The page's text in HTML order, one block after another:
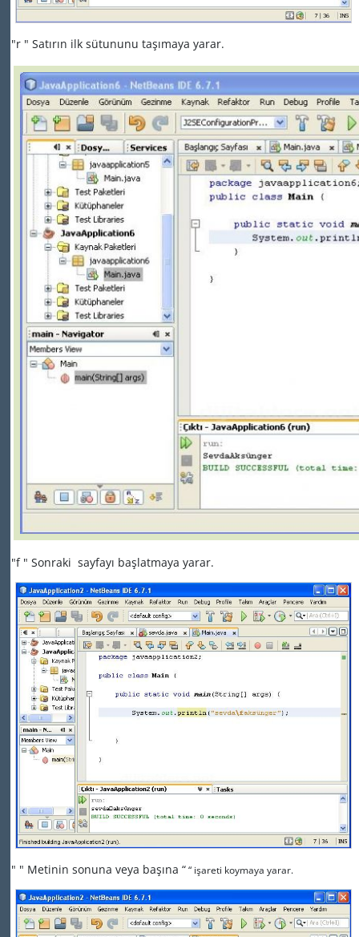
"r " Satırın ilk sütununu taşımaya yarar.
"f " Sonraki sayfayı başlatmaya yarar.
" " Metinin sonuna veya başına ““ işareti koymaya yarar.